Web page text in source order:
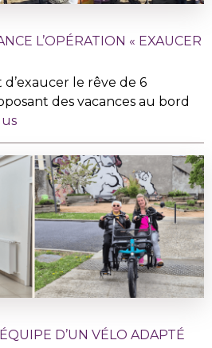
L’OPÉRATION « EXAUCER
d’exaucer le rêve de 6
des vacances au bord
D’UN VÉLO ADAPTÉ